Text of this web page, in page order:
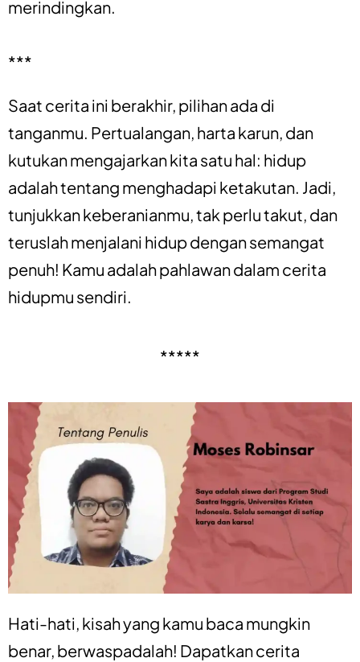
merindingkan.
***
Saat cerita ini berakhir, pilihan ada di
tanganmu. Pertualangan, harta karun, dan
kutukan mengajarkan kita satu hal: hidup
adalah tentang menghadapi ketakutan. Jadi,
tunjukkan keberanianmu, tak perlu takut, dan
teruslah menjalani hidup dengan semangat
penuh! Kamu adalah pahlawan dalam cerita
hidupmu sendiri.
*****
Hati-hati, kisah yang kamu baca mungkin
benar, berwaspadalah! Dapatkancerita